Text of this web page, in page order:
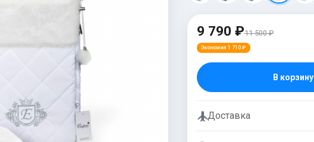
9 790 ₽11 500 ₽
Экономия 1 710 ₽
В корзину
Доставка